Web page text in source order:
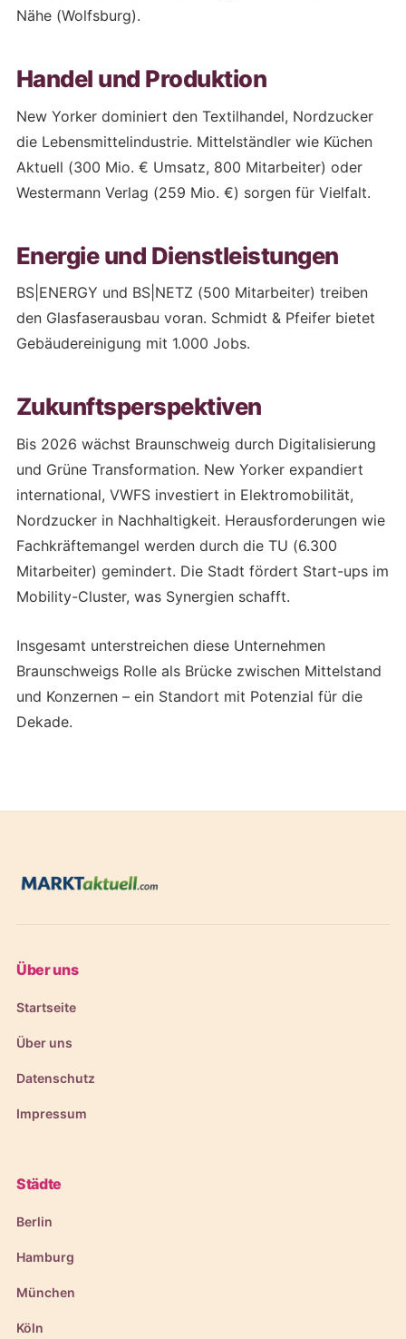
Nähe (Wolfsburg).
Handel und Produktion
New Yorker dominiert den Textilhandel, Nordzucker
die Lebensmittelindustrie. Mittelständler wie Küchen
Aktuell (300 Mio. € Umsatz, 800 Mitarbeiter) oder
Westermann Verlag (259 Mio. €) sorgen für Vielfalt.
Energie und Dienstleistungen
BS|ENERGY und BS|NETZ (500 Mitarbeiter) treiben
den Glasfaserausbau voran. Schmidt & Pfeifer bietet
Gebäudereinigung mit 1.000 Jobs.
Zukunftsperspektiven
Bis 2026 wächst Braunschweig durch Digitalisierung
und Grüne Transformation. New Yorker expandiert
international, VWFS investiert in Elektromobilität,
Nordzucker in Nachhaltigkeit. Herausforderungen wie
Fachkräftemangel werden durch die TU (6.300
Mitarbeiter) gemindert. Die Stadt fördert Start-ups im
Mobility-Cluster, was Synergien schafft.
Insgesamt unterstreichen diese Unternehmen
Braunschweigs Rolle als Brücke zwischen Mittelstand
und Konzernen – ein Standort mit Potenzial für die
Dekade.
Über uns
Startseite
Über uns
Datenschutz
Impressum
Städte
Berlin
Hamburg
München
Köln